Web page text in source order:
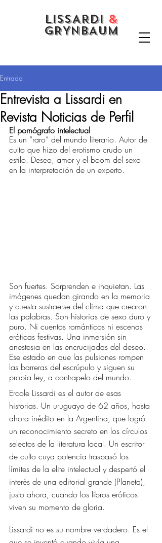
LISSARDI &
GRYNBAUM
Entrada
Entrevista a Lissardi en
Revista Noticias de Perfil
El pornógrafo intelectual
Es un “raro” del mundo literario. Autor de
culto que hizo del erotismo crudo un
estilo. Deseo, amor y el boom del sexo
en la interpretación de un experto.
Son fuertes. Sorprenden e inquietan. Las
imágenes quedan girando en la memoria
y cuesta sustraerse del clima que crearon
las palabras. Son historias de sexo duro y
puro. Ni cuentos románticos ni escenas
eróticas festivas. Una inmersión sin
anestesia en las encrucijadas del deseo.
Ese estado en que las pulsiones rompen
las barreras del escrúpulo y siguen su
propia ley, a contrapelo del mundo.
Ercole Lissardi es el autor de esas
historias. Un uruguayo de 62 años, hasta
ahora inédito en la Argentina, que logró
un reconocimiento secreto en los círculos
selectos de la literatura local. Un escritor
de culto cuya potencia traspasó los
límites de la elite intelectual y despertó el
interés de una editorial grande (Planeta),
justo ahora, cuando los libros eróticos
viven su momento de gloria.
Lissardi no es su nombre verdadero. Es el